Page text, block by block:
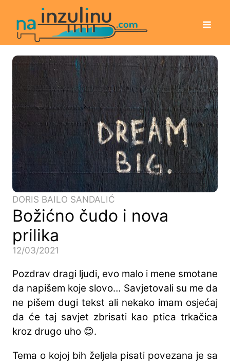
DORIS BAILO SANDALIĆ
Božićno čudo i nova
prilika
12/03/2021
Pozdrav dragi ljudi, evo malo i mene smotane
da napišem koje slovo… Savjetovali su me da
ne pišem dugi tekst ali nekako imam osjećaj
da će taj savjet zbrisati kao ptica trkačica
kroz drugo uho 😊.
Tema o kojoj bih željela pisati povezana je sa